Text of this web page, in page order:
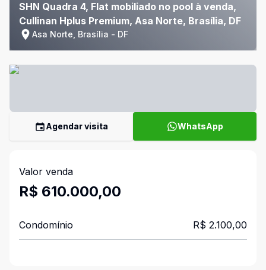
SHN Quadra 4, Flat mobiliado no pool à venda,
Cullinan Hplus Premium, Asa Norte, Brasília, DF
Asa Norte, Brasília - DF
Agendar visita WhatsApp
Valor venda
R$ 610.000,00
Condomínio R$ 2.100,00